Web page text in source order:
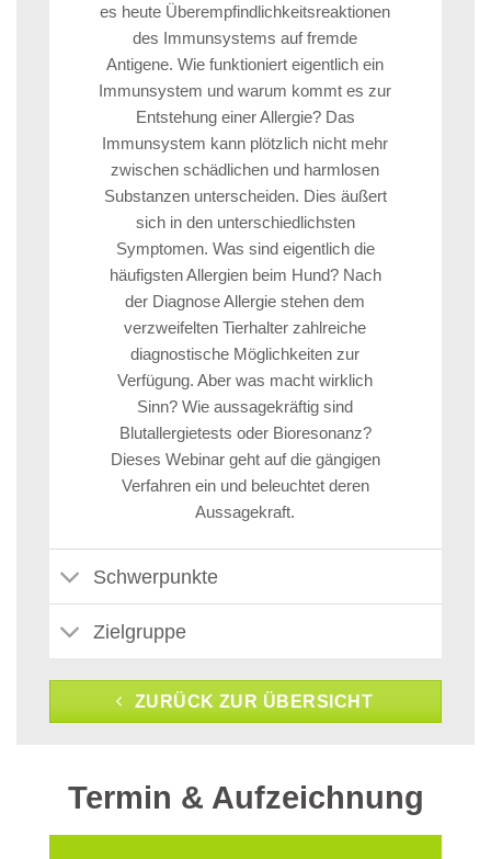
es heute Überempfindlichkeitsreaktionen
des Immunsystems auf fremde
Antigene. Wie funktioniert eigentlich ein
Immunsystem und warum kommt es zur
Entstehung einer Allergie? Das
Immunsystem kann plötzlich nicht mehr
zwischen schädlichen und harmlosen
Substanzen unterscheiden. Dies äußert
sich in den unterschiedlichsten
Symptomen. Was sind eigentlich die
häufigsten Allergien beim Hund? Nach
der Diagnose Allergie stehen dem
verzweifelten Tierhalter zahlreiche
diagnostische Möglichkeiten zur
Verfügung. Aber was macht wirklich
Sinn? Wie aussagekräftig sind
Blutallergietests oder Bioresonanz?
Dieses Webinar geht auf die gängigen
Verfahren ein und beleuchtet deren
Aussagekraft.
Schwerpunkte
Zielgruppe
ZURÜCK ZUR ÜBERSICHT
Termin & Aufzeichnung